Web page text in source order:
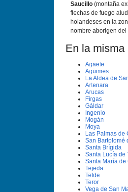
Saucillo (montaña
flechas de fuego
holandeses en la
nombre aborigen del
En la misma
Agaete
Agüimes
La Aldea de
Artenara
Arucas
Firgas
Gáldar
Ingenio
Mogán
Moya
Las Palmas de
San Bartolomé
Santa Brí­gida
Santa Lucí­a de
Santa Marí­a de
Tejeda
Telde
Teror
Vega de San